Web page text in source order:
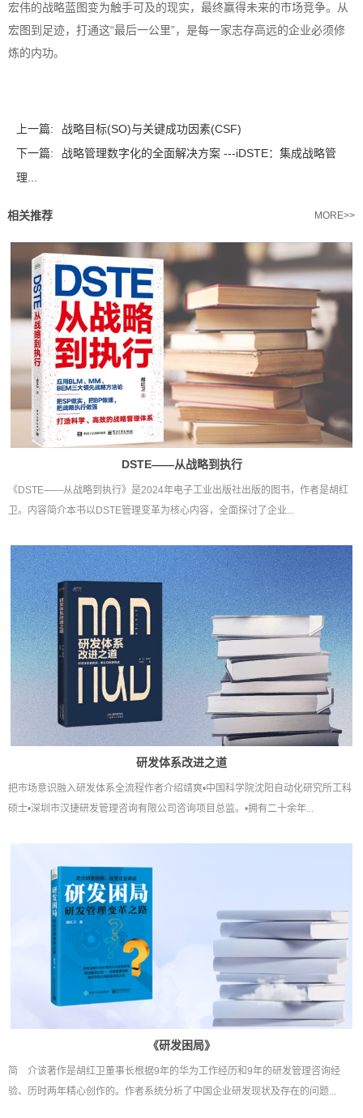
宏伟的战略蓝图变为触手可及的现实，最终赢得未来的市场竞争。从
宏图到足迹，打通这“最后一公里”，是每一家志存高远的企业必须修
炼的内功。
上一篇:
战略目标(SO)与关键成功因素(CSF)
下一篇:
战略管理数字化的全面解决方案 ---iDSTE：集成战略管
理...
相关推荐 MORE>>
DSTE——从战略到执行
《DSTE——从战略到执行》是2024年电子工业出版社出版的图书，作者是胡红
卫。内容简介本书以DSTE管理变革为核心内容，全面探讨了企业...
研发体系改进之道
把市场意识融入研发体系全流程作者介绍靖爽•中国科学院沈阳自动化研究所工科
硕士•深圳市汉捷研发管理咨询有限公司咨询项目总监。•拥有二十余年...
《研发困局》
简 介该著作是胡红卫董事长根据9年的华为工作经历和9年的研发管理咨询经
验、历时两年精心创作的。作者系统分析了中国企业研发现状及存在的问题...